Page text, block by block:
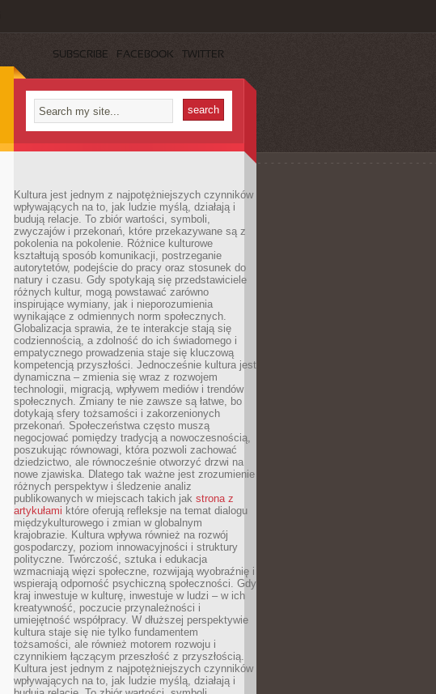
SUBSCRIBE FACEBOOK TWITTER
Kultura jest jednym z najpotężniejszych czynników
wpływających na to, jak ludzie myślą, działają i
budują relacje. To zbiór wartości, symboli,
zwyczajów i przekonań, które przekazywane są z
pokolenia na pokolenie. Różnice kulturowe
kształtują sposób komunikacji, postrzeganie
autorytetów, podejście do pracy oraz stosunek do
natury i czasu. Gdy spotykają się przedstawiciele
różnych kultur, mogą powstawać zarówno
inspirujące wymiany, jak i nieporozumienia
wynikające z odmiennych norm społecznych.
Globalizacja sprawia, że te interakcje stają się
codziennością, a zdolność do ich świadomego i
empatycznego prowadzenia staje się kluczową
kompetencją przyszłości. Jednocześnie kultura jest
dynamiczna – zmienia się wraz z rozwojem
technologii, migracją, wpływem mediów i trendów
społecznych. Zmiany te nie zawsze są łatwe, bo
dotykają sfery tożsamości i zakorzenionych
przekonań. Społeczeństwa często muszą
negocjować pomiędzy tradycją a nowoczesnością,
poszukując równowagi, która pozwoli zachować
dziedzictwo, ale równocześnie otworzyć drzwi na
nowe zjawiska. Dlatego tak ważne jest zrozumienie
różnych perspektyw i śledzenie analiz
publikowanych w miejscach takich jak strona z
artykułami które oferują refleksje na temat dialogu
międzykulturowego i zmian w globalnym
krajobrazie. Kultura wpływa również na rozwój
gospodarczy, poziom innowacyjności i struktury
polityczne. Twórczość, sztuka i edukacja
wzmacniają więzi społeczne, rozwijają wyobraźnię i
wspierają odporność psychiczną społeczności. Gdy
kraj inwestuje w kulturę, inwestuje w ludzi – w ich
kreatywność, poczucie przynależności i
umiejętność współpracy. W dłuższej perspektywie
kultura staje się nie tylko fundamentem
tożsamości, ale również motorem rozwoju i
czynnikiem łączącym przeszłość z przyszłością.
Kultura jest jednym z najpotężniejszych czynników
wpływających na to, jak ludzie myślą, działają i